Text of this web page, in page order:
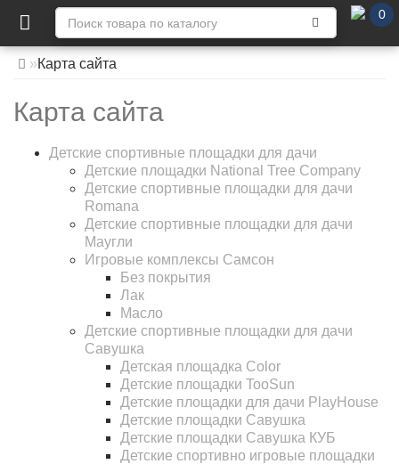
0
Карта сайта
Карта сайта
Детские спортивные площадки для дачи
Детские площадки National Tree Company
Детские спортивные площадки для дачи
Romana
Детские спортивные площадки для дачи
Маугли
Игровые комплексы Самсон
Без покрытия
Лак
Масло
Детские спортивные площадки для дачи
Савушка
Детская площадка Color
Детские площадки TooSun
Детские площадки для дачи PlayHouse
Детские площадки Савушка
Детские площадки Савушка КУБ
Детские спортивно игровые площадки